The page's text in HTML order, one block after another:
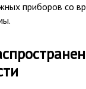
приборов со